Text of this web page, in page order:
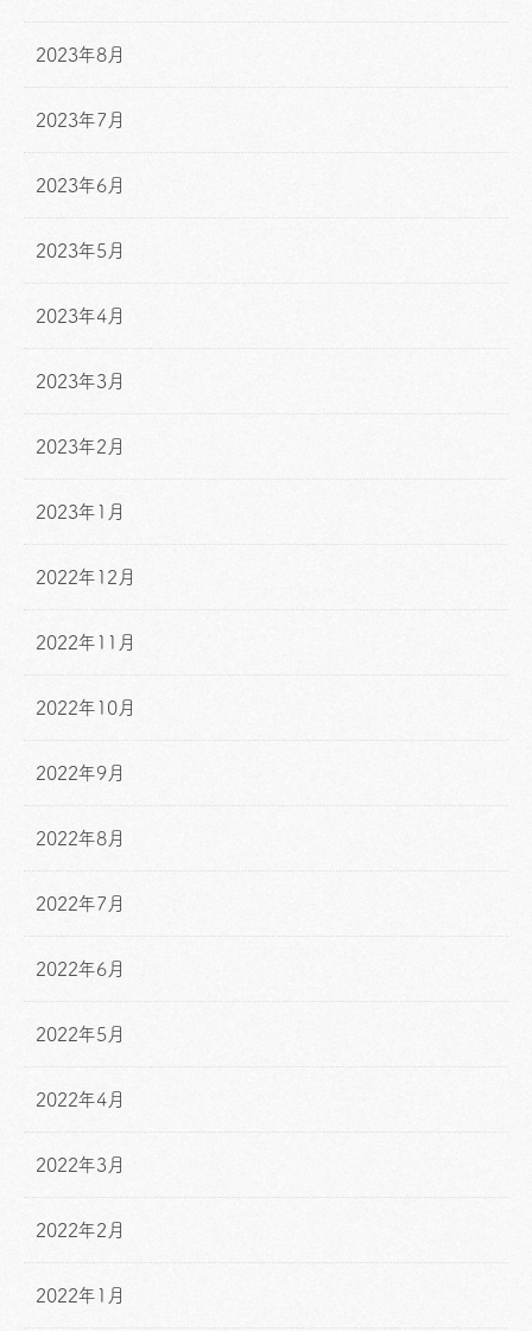
2023年8月
2023年7月
2023年6月
2023年5月
2023年4月
2023年3月
2023年2月
2023年1月
2022年12月
2022年11月
2022年10月
2022年9月
2022年8月
2022年7月
2022年6月
2022年5月
2022年4月
2022年3月
2022年2月
2022年1月